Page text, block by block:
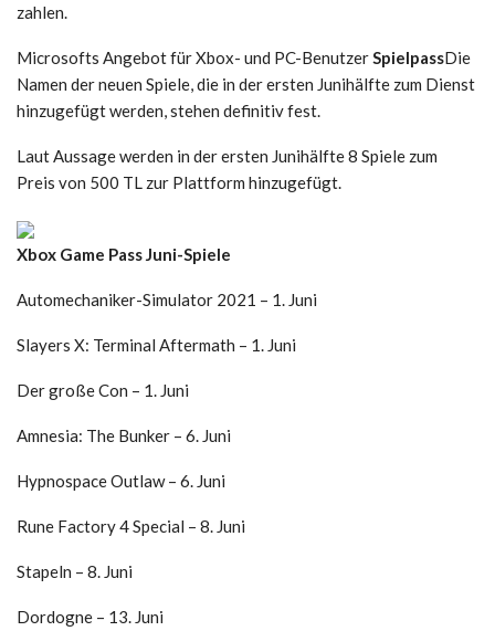
zahlen.
Microsofts Angebot für Xbox- und PC-BenutzerSpielpassDie
Namen der neuen Spiele, die in der ersten Junihälfte zum Dienst
hinzugefügt werden, stehen definitiv fest.
Laut Aussage werden in der ersten Junihälfte 8 Spiele zum
Preis von 500 TL zur Plattform hinzugefügt.
Xbox Game Pass Juni-Spiele
Automechaniker-Simulator 2021 – 1. Juni
Slayers X: Terminal Aftermath – 1. Juni
Der große Con – 1. Juni
Amnesia: The Bunker – 6. Juni
Hypnospace Outlaw – 6. Juni
Rune Factory 4 Special – 8. Juni
Stapeln – 8. Juni
Dordogne – 13. Juni